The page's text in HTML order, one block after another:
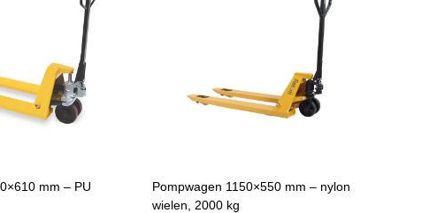
mm – PU
Pompwagen 1150×550 mm – nylon
wielen, 2000 kg